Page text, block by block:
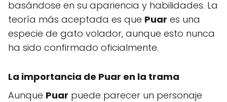
basándose en su apariencia y habilidades. La
teoría más aceptada es que Puar es una
especie de gato volador, aunque esto nunca
ha sido confirmado oficialmente.
La importancia de Puar en la trama
Aunque Puar puede parecer un personaje